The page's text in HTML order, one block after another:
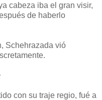
cabeza iba el gran visir,
de haberlo
Schehrazada vió
con su traje regio, fué a